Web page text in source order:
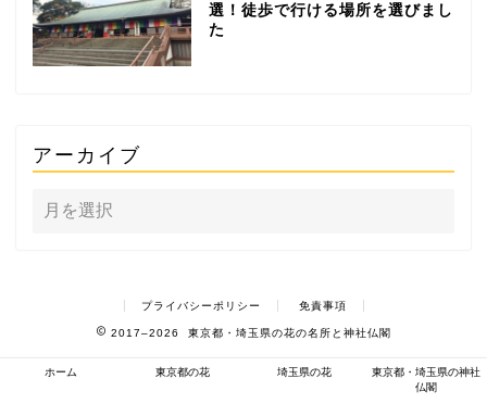
選！徒歩で行ける場所を選びまし
た
アーカイブ
プライバシーポリシー 免責事項
2017–2026 東京都・埼玉県の花の名所と神社仏閣
ホーム 東京都の花 埼玉県の花
東京都・埼玉県の神社
仏閣